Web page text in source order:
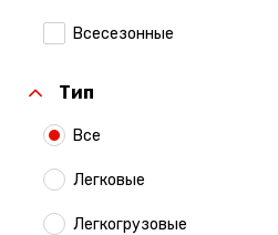
Всесезонные
Тип
Все
Легковые
Легкогрузовые